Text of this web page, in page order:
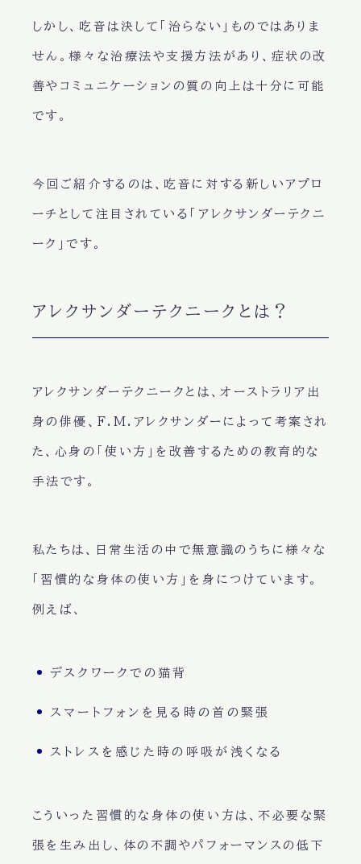
しかし、吃音は決して「治らない」ものではありま
せん。様々な治療法や支援方法があり、症状の改
善やコミュニケーションの質の向上は十分に可能
です。
今回ご紹介するのは、吃音に対する新しいアプロ
ーチとして注目されている「アレクサンダーテクニ
ーク」です。
アレクサンダーテクニークとは？
アレクサンダーテクニークとは、オーストラリア出
身の俳優、F.M.アレクサンダーによって考案され
た、心身の「使い方」を改善するための教育的な
手法です。
私たちは、日常生活の中で無意識のうちに様々な
「習慣的な身体の使い方」を身につけています。
例えば、
デスクワークでの猫背
スマートフォンを見る時の首の緊張
ストレスを感じた時の呼吸が浅くなる
こういった習慣的な身体の使い方は、不必要な緊
張を生み出し、体の不調やパフォーマンスの低下